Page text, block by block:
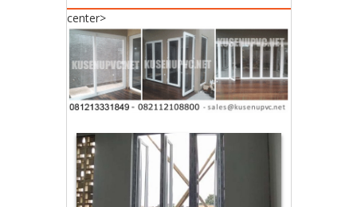
center>